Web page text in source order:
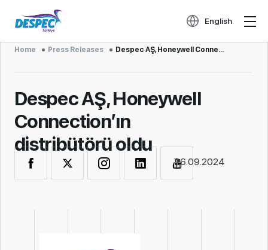
English
Home Press Releases Despec AŞ, Honeywell Conne...
Despec AŞ, Honeywell
Connection’ın
distribütörü oldu
26.09.2024